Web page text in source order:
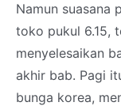
Namun suasana
toko pukul 6.15,
menyelesaikan
akhir bab. Pagi
bunga korea,